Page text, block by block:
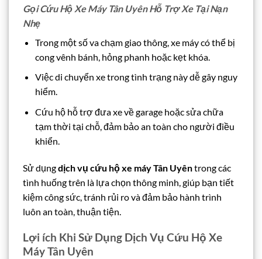
Gọi Cứu Hộ Xe Máy Tân Uyên Hỗ Trợ Xe Tại Nạn
Nhẹ
Trong một số va chạm giao thông, xe máy có thể bị
cong vênh bánh, hỏng phanh hoặc kẹt khóa.
Việc di chuyển xe trong tình trạng này dễ gây nguy
hiểm.
Cứu hộ hỗ trợ đưa xe về garage hoặc sửa chữa
tạm thời tại chỗ, đảm bảo an toàn cho người điều
khiển.
Sử dụngdịch vụ cứu hộ xe máy Tân Uyêntrong các
tình huống trên là lựa chọn thông minh, giúp bạn tiết
kiệm công sức, tránh rủi ro và đảm bảo hành trình
luôn an toàn, thuận tiện.
Lợi ích Khi Sử Dụng Dịch Vụ Cứu Hộ Xe
Máy Tân Uyên